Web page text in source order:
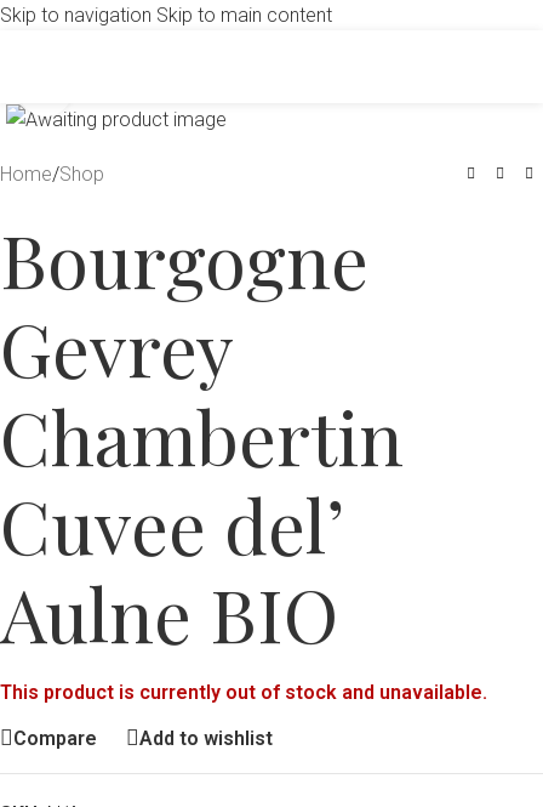
Skip to navigation Skip to main content
Home/Shop
Bourgogne
Gevrey
Chambertin
Cuvee del’
Aulne BIO
This product is currently out of stock and unavailable.
Compare
Add to wishlist